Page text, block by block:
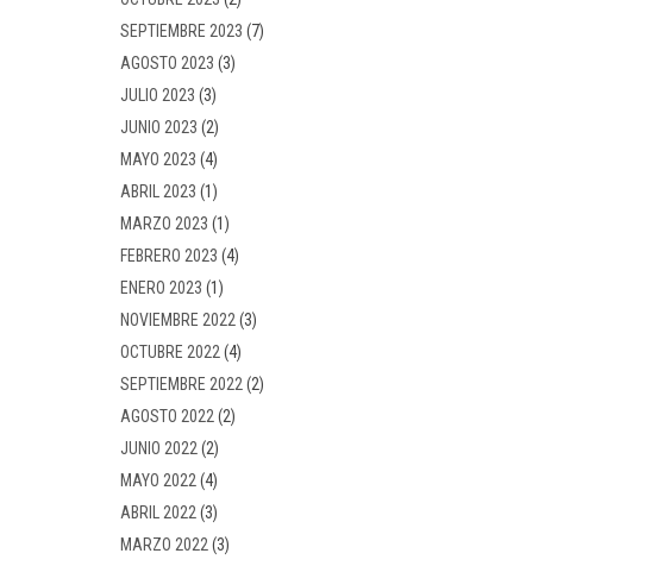
SEPTIEMBRE 2023 (7)
AGOSTO 2023 (3)
JULIO 2023 (3)
JUNIO 2023 (2)
MAYO 2023 (4)
ABRIL 2023 (1)
MARZO 2023 (1)
FEBRERO 2023 (4)
ENERO 2023 (1)
NOVIEMBRE 2022 (3)
OCTUBRE 2022 (4)
SEPTIEMBRE 2022 (2)
AGOSTO 2022 (2)
JUNIO 2022 (2)
MAYO 2022 (4)
ABRIL 2022 (3)
MARZO 2022 (3)